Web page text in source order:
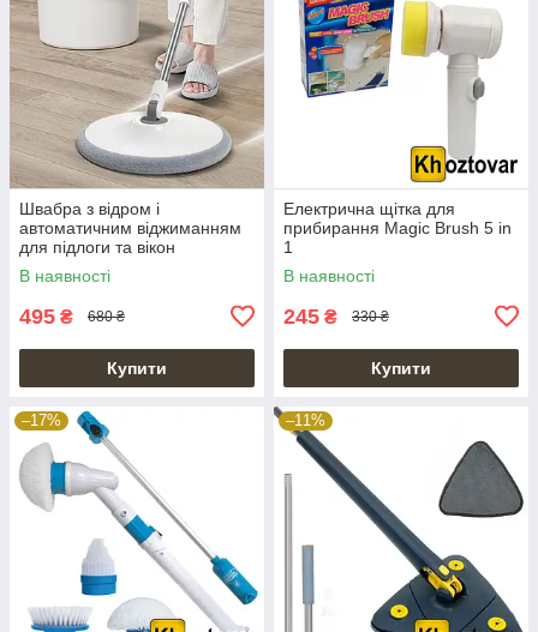
Швабра з відром і
автоматичним віджиманням
для підлоги та вікон
"Центрифуга"
В наявності
495 ₴ 680 ₴
Купити
Електрична щітка для
прибирання Magic Brush 5 in
1
В наявності
245 ₴ 330 ₴
Купити
–17% –11%